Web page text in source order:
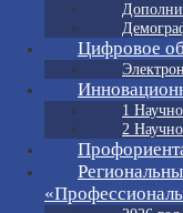
Цифровое
1
2